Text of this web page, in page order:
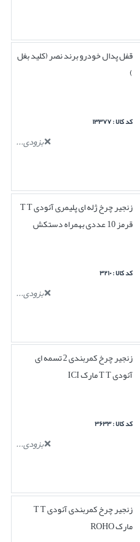
قفل پدال خودرو برند نصر (کلید بغل
)
کد کالا : ۱۳۳۷۷
بزودی...
زنجیر چرخ ژله ای پلیمری آئودی T T
قرمز 10 عددی بهمراه دستکش
کد کالا : ۳۲۱۰
بزودی...
زنجیر چرخ کمربندی 2 تسمه ای
آئودی T T مارک ICI
کد کالا : ۳۶۳۳
بزودی...
زنجیر چرخ کمربندی آئودی T T
مارک ROHO